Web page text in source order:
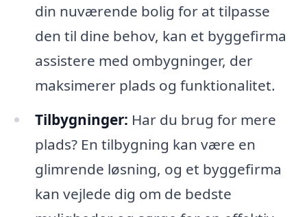
din nuværende bolig for at tilpasse
den til dine behov, kan et byggefirma
assistere med ombygninger, der
maksimerer plads og funktionalitet.
Tilbygninger: Har du brug for mere
plads? En tilbygning kan være en
glimrende løsning, og et byggefirma
kan vejlede dig om de bedste